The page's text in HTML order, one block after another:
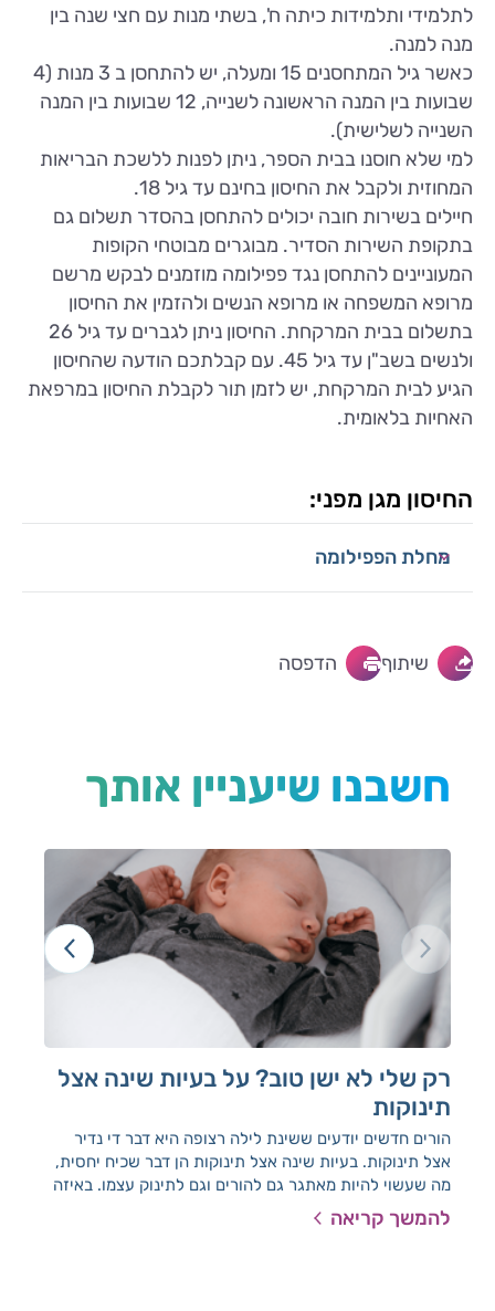
לתלמידי ותלמידות כיתה ח', בשתי מנות עם חצי שנה בין
מנה למנה.
כאשר גיל המתחסנים 15 ומעלה, יש להתחסן ב 3 מנות (4
שבועות בין המנה הראשונה לשנייה, 12 שבועות בין המנה
השנייה לשלישית).
למי שלא חוסנו בבית הספר, ניתן לפנות ללשכת הבריאות
המחוזית ולקבל את החיסון בחינם עד גיל 18.
חיילים בשירות חובה יכולים להתחסן בהסדר תשלום גם
בתקופת השירות הסדיר. מבוגרים מבוטחי הקופות
המעוניינים להתחסן נגד פפילומה מוזמנים לבקש מרשם
מרופא המשפחה או מרופא הנשים ולהזמין את החיסון
בתשלום בבית המרקחת. החיסון ניתן לגברים עד גיל 26
ולנשים בשב"ן עד גיל 45. עם קבלתכם הודעה שהחיסון
הגיע לבית המרקחת, יש לזמן תור לקבלת החיסון במרפאת
האחיות בלאומית.
החיסון מגן מפני:
מחלת הפפילומה
שיתוף הדפסה
חשבנו שיעניין אותך
רק שלי לא ישן טוב? על בעיות שינה אצל
תינוקות
הורים חדשים יודעים ששינת לילה רצופה היא דבר די נדיר
אצל תינוקות. בעיות שינה אצל תינוקות הן דבר שכיח יחסית,
מה שעשוי להיות מאתגר גם להורים וגם לתינוק עצמו. באיזה
מקרים הבעיות יחלפו לבד, ומתי כדאי לפנות לייעוץ בנושא?
ד"ר ישראל הדרי, מומחה ברפואת ילדים התפתחותית ורופא
להמשך קריאה